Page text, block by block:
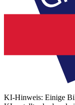
KI-Hinweis: Einige